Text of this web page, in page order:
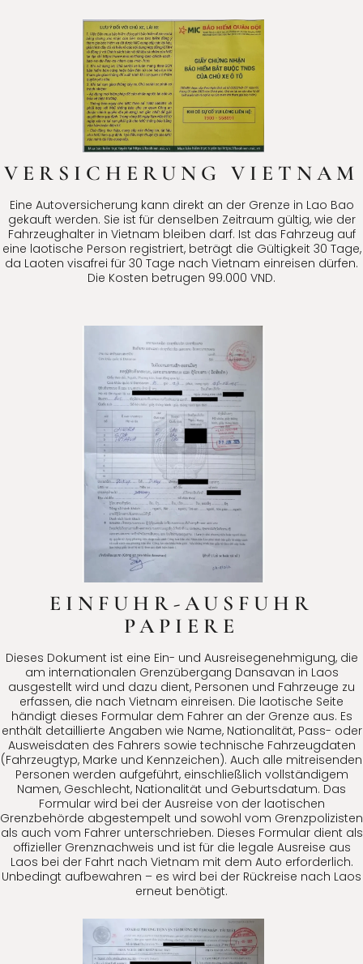
VERSICHERUNG VIETNAM
Eine Autoversicherung kann direkt an der Grenze in Lao Bao
gekauft werden. Sie ist für denselben Zeitraum gültig, wie der
Fahrzeughalter in Vietnam bleiben darf. Ist das Fahrzeug auf
eine laotische Person registriert, beträgt die Gültigkeit 30 Tage,
da Laoten visafrei für 30 Tage nach Vietnam einreisen dürfen.
Die Kosten betrugen 99.000 VND.
EINFUHR-AUSFUHR
PAPIERE
Dieses Dokument ist eine Ein- und Ausreisegenehmigung, die
am internationalen Grenzübergang Dansavan in Laos
ausgestellt wird und dazu dient, Personen und Fahrzeuge zu
erfassen, die nach Vietnam einreisen. Die laotische Seite
händigt dieses Formular dem Fahrer an der Grenze aus. Es
enthält detaillierte Angaben wie Name, Nationalität, Pass- oder
Ausweisdaten des Fahrers sowie technische Fahrzeugdaten
(Fahrzeugtyp, Marke und Kennzeichen). Auch alle mitreisenden
Personen werden aufgeführt, einschließlich vollständigem
Namen, Geschlecht, Nationalität und Geburtsdatum. Das
Formular wird bei der Ausreise von der laotischen
Grenzbehörde abgestempelt und sowohl vom Grenzpolizisten
als auch vom Fahrer unterschrieben. Dieses Formular dient als
offizieller Grenznachweis und ist für die legale Ausreise aus
Laos bei der Fahrt nach Vietnam mit dem Auto erforderlich.
Unbedingt aufbewahren – es wird bei der Rückreise nach Laos
erneut benötigt.